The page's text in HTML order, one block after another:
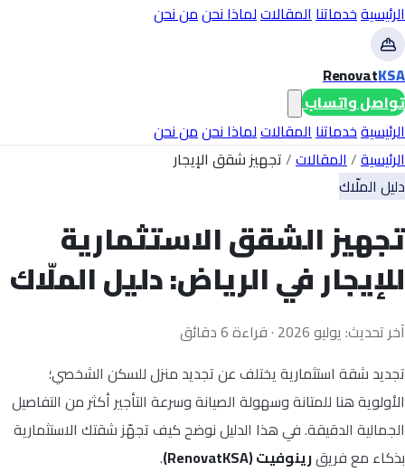
الرئيسيةخدماتناالمقالاتلماذا نحنمن نحن
RenovatKSA
تواصل واتساب
الرئيسيةخدماتناالمقالاتلماذا نحنمن نحن
الرئيسية/المقالات/تجهيز شقق الإيجار
دليل الملّاك
تجهيز الشقق الاستثمارية
للإيجار في الرياض: دليل الملّاك
آخر تحديث: يوليو 2026 · قراءة 6 دقائق
تجديد شقة استثمارية يختلف عن تجديد منزل للسكن الشخصي؛
الأولوية هنا للمتانة وسهولة الصيانة وسرعة التأجير أكثر من التفاصيل
الجمالية الدقيقة. في هذا الدليل نوضح كيف تجهّز شقتك الاستثمارية
بذكاء مع فريقرينوفيت (RenovatKSA) .